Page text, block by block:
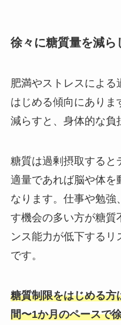
徐々に糖質量を減ら
肥満やストレスによる
はじめる傾向にありま
減らすと、身体的な負
糖質は過剰摂取すると
適量であれば脳や体を
なります。仕事や勉強
す機会の多い方が糖質
ンス能力が低下する
です。
糖質制限をはじめる方
間〜1か月のペースで